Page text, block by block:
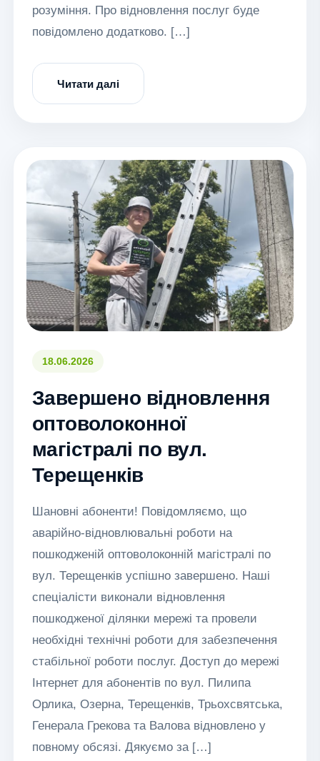
розуміння. Про відновлення послуг буде
повідомлено додатково. […]
Читати далі
18.06.2026
Завершено відновлення
оптоволоконної
магістралі по вул.
Терещенків
Шановні абоненти! Повідомляємо, що
аварійно-відновлювальні роботи на
пошкодженій оптоволоконній магістралі по
вул. Терещенків успішно завершено. Наші
спеціалісти виконали відновлення
пошкодженої ділянки мережі та провели
необхідні технічні роботи для забезпечення
стабільної роботи послуг. Доступ до мережі
Інтернет для абонентів по вул. Пилипа
Орлика, Озерна, Терещенків, Трьохсвятська,
Генерала Грекова та Валова відновлено у
повному обсязі. Дякуємо за […]